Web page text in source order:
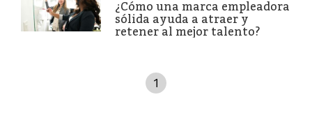
¿Cómo una marca empleadora
sólida ayuda a atraer y
retener al mejor talento?
1